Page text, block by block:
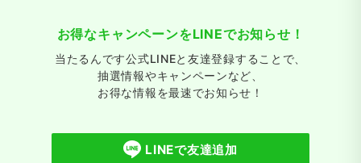
お得なキャンペーンをLINEでお知らせ！
当たるんです公式LINEと友達登録することで、
抽選情報やキャンペーンなど、
お得な情報を最速でお知らせ！
LINEで友達追加